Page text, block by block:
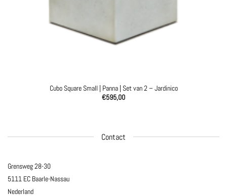
Cubo Square Small | Panna | Set van 2 – Jardinico
€595,00
Contact
Grensweg 28-30
5111 EC Baarle-Nassau
Nederland